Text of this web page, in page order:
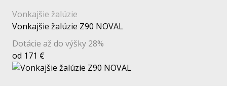
Vonkajšie žalúzie
Vonkajšie žalúzie Z90 NOVAL
Dotácie až do výšky 28%
od 171 €